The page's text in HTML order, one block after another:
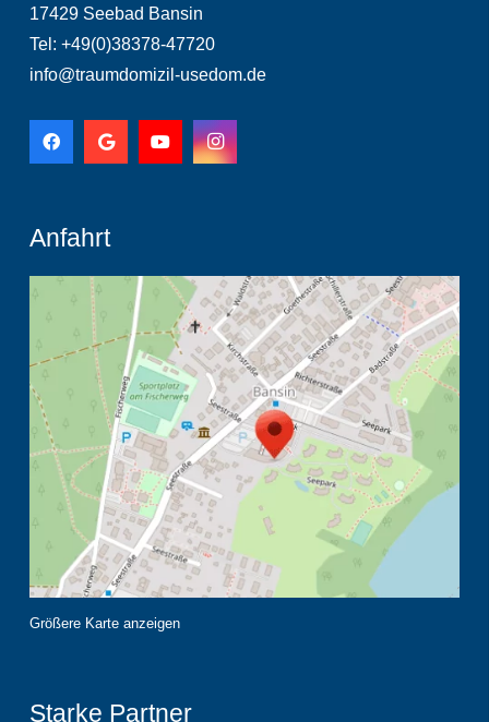
17429 Seebad Bansin
Tel: +49(0)38378-47720
info@traumdomizil-usedom.de
Anfahrt
Größere Karte anzeigen
Starke Partner